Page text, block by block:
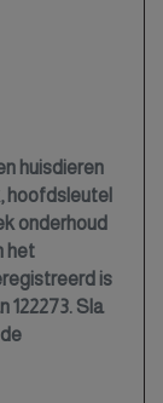
huisdieren
hoofdsleutel
onderhoud
het
is
122273. Sla